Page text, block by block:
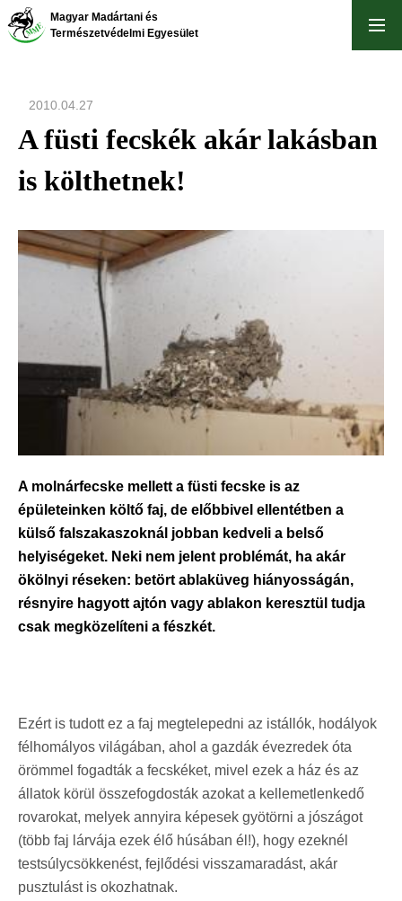
Ugrás
Magyar Madártani és
Természetvédelmi Egyesület
2010.04.27
A füsti fecskék akár lakásban
is költhetnek!
A molnárfecske mellett a füsti fecske is az
épületeinken költő faj, de előbbivel ellentétben a
külső falszakaszoknál jobban kedveli a belső
helyiségeket. Neki nem jelent problémát, ha akár
ökölnyi réseken: betört ablaküveg hiányosságán,
résnyire hagyott ajtón vagy ablakon keresztül tudja
csak megközelíteni a fészkét.
Ezért is tudott ez a faj megtelepedni az istállók, hodályok
félhomályos világában, ahol a gazdák évezredek óta
örömmel fogadták a fecskéket, mivel ezek a ház és az
állatok körül összefogdosták azokat a kellemetlenkedő
rovarokat, melyek annyira képesek gyötörni a jószágot
(több faj lárvája ezek élő húsában él!), hogy ezeknél
testsúlycsökkenést, fejlődési visszamaradást, akár
pusztulást is okozhatnak.